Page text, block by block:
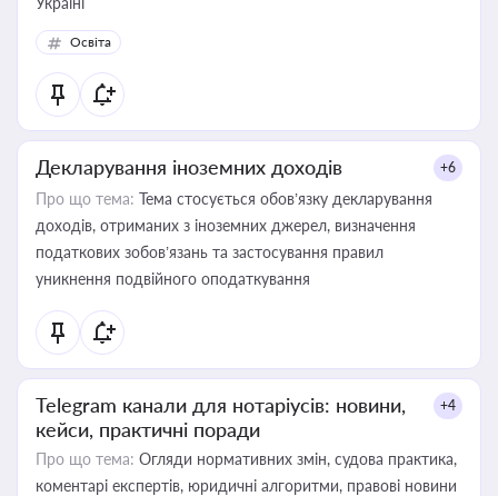
Освіта
Декларування іноземних доходів +6
Про що тема: Тема стосується обов’язку декларування
доходів, отриманих з іноземних джерел, визначення
податкових зобов’язань та застосування правил
уникнення подвійного оподаткування
Telegram канали для нотаріусів: новини,
кейси, практичні поради
+4
Про що тема: Огляди нормативних змін, судова практика,
коментарі експертів, юридичні алгоритми, правові новини